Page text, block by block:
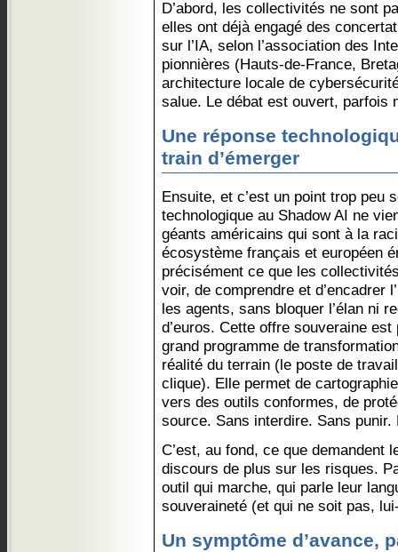
D’abord, les collectivités ne sont
elles ont déjà engagé des
sur l’IA, selon l’association des
pionnières (Hauts-de-France,
architecture locale de
salue. Le débat est ouvert, parfois
Une réponse
train d’émerger
Ensuite, et c’est un point trop peu
technologique au Shadow AI ne
géants américains qui sont à la
écosystème français et européen
précisément ce que les
voir, de comprendre et d’encadrer
les agents, sans bloquer l’élan ni
d’euros. Cette offre souveraine
grand programme de
réalité du terrain (le poste de
clique). Elle permet de
vers des outils conformes, de
source. Sans interdire. Sans punir.
C’est, au fond, ce que demandent
discours de plus sur les risques.
outil qui marche, qui parle leur
souveraineté (et qui ne soit pas,
Un symptôme d’avance,